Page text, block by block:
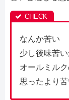
なんか苦い
少し後味苦
オールミル
思ったより